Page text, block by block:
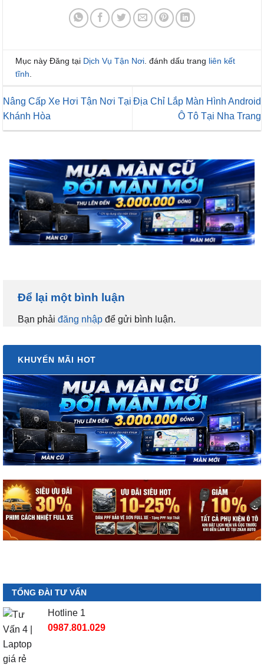
Mục này Đăng tại Dịch Vụ Tận Nơi . đánh dấu trang liên kết
tĩnh
Nâng Cấp Xe Hơi Tận Nơi Tại
Khánh Hòa
Địa Chỉ Lắp Màn Hình Android
Ô Tô Tại Nha Trang
Để lại một bình luận
Bạn phải đăng nhập để gửi bình luận.
KHUYẾN MÃI HOT
TỔNG ĐÀI TƯ VẤN
Hotline 1
0987.801.029